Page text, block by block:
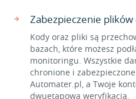
Zabezpieczenie
Kody oraz pliki są
bazach, które możesz
monitoringu. Wszystkie
chronione i
Automater.pl, a Twoje
dwuetapową weryfikacją.